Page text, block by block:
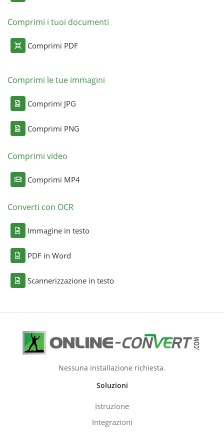
Comprimi i tuoi documenti
Comprimi PDF
Comprimi le tue immagini
Comprimi JPG
Comprimi PNG
Comprimi video
Comprimi MP4
Converti con OCR
Immagine in testo
PDF in Word
Scannerizzazione in testo
Nessuna installazione richiesta.
Soluzioni
Istruzione
Integrazioni